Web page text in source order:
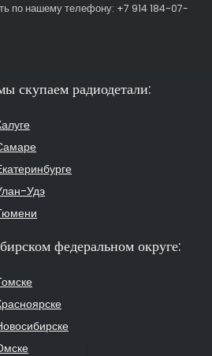
по нашему телефону: +7 914 184-07-
скупаем радиодетали:
Удэ
федеральном округе: